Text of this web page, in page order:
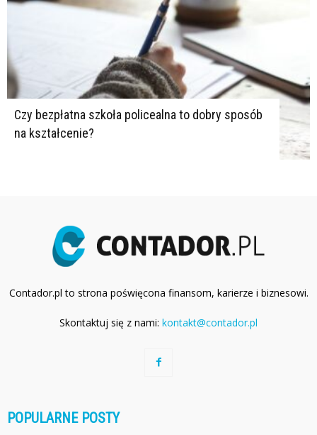
Czy bezpłatna szkoła policealna to dobry sposób
na kształcenie?
Contador.pl to strona poświęcona finansom, karierze i biznesowi.
Skontaktuj się z nami: kontakt@contador.pl
POPULARNE POSTY